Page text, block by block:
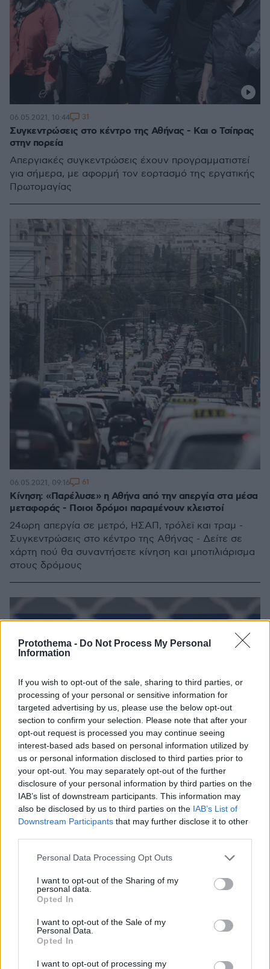
Protothema - Do Not Process My Personal
Information
If you wish to opt-out of the sale, sharing to third parties, or
processing of your personal or sensitive information for
targeted advertising by us, please use the below opt-out
section to confirm your selection. Please note that after your
opt-out request is processed you may continue seeing
interest-based ads based on personal information utilized by
us or personal information disclosed to third parties prior to
your opt-out. You may separately opt-out of the further
disclosure of your personal information by third parties on the
IAB’s list of downstream participants. This information may
also be disclosed by us to third parties on the IAB’s List of
Downstream Participants that may further disclose it to other
Please note that this website/app uses one or more Google
not limited to your visit or usage behaviour. You may click to
grant or deny consent to Google and its third-party tags to
use your data for below specified purposes in below Google
consent section.
Personal Data Processing Opt Outs
I want to opt-out of the Sharing of my
personal data.
Opted In
I want to opt-out of the Sale of my
Personal Data.
Opted In
I want to opt-out of processing my
Συγκεντρώσεις στο κέντρο της Αθήνας - Και ο Τσίπρας
στην πορεία
Απεργιακές συγκεντρώσεις έχουν προγραμματιστεί
για σήμερα, με αφορμή τον εορτασμό της εργατικής
Πρωτομαγίας
06.05.2021, 10:44 31
Κίνηση: «Παρέλυσε» η Αθήνα από την απεργία στα μέσα
μεταφοράς - Ποιοι δρόμοι παραμένουν κλειστοί
24ωρη απεργία σε μετρό, ΗΣΑΠ, τρόλεϊ και τραμ -
Συγκεντρώσεις στο κέντρο της Αθήνας - Δείτε σε
χάρτη πού θα συναντήσετε κίνηση και μποτιλιάρισμα
στους δρόμους
06.05.2021, 09:16 61
Ταλαιπωρία την Πέμπτη για το επιβατικό κοινό -
Χειρόφρενο τραβούν Μετρό, ΗΣΑΠ τρόλεϊ και τραμ
Πού θα γίνουν οι χωριστές συγκεντρώσεις για την
εργατική πρωτομαγιά
05.05.2021, 19:59 4